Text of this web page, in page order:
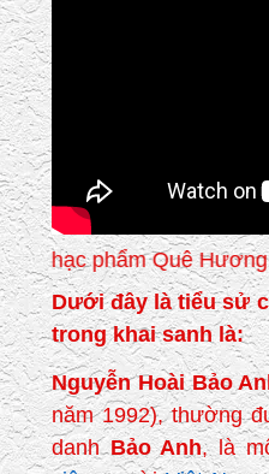
phẩm Quê Hương Ba
Dưới đây là tiểu sử của ca sĩ Bảo Anh, tên
trong khai sanh là:
Nguyễn Hoài Bảo
năm 1992), thường
danhBảo Anh, là